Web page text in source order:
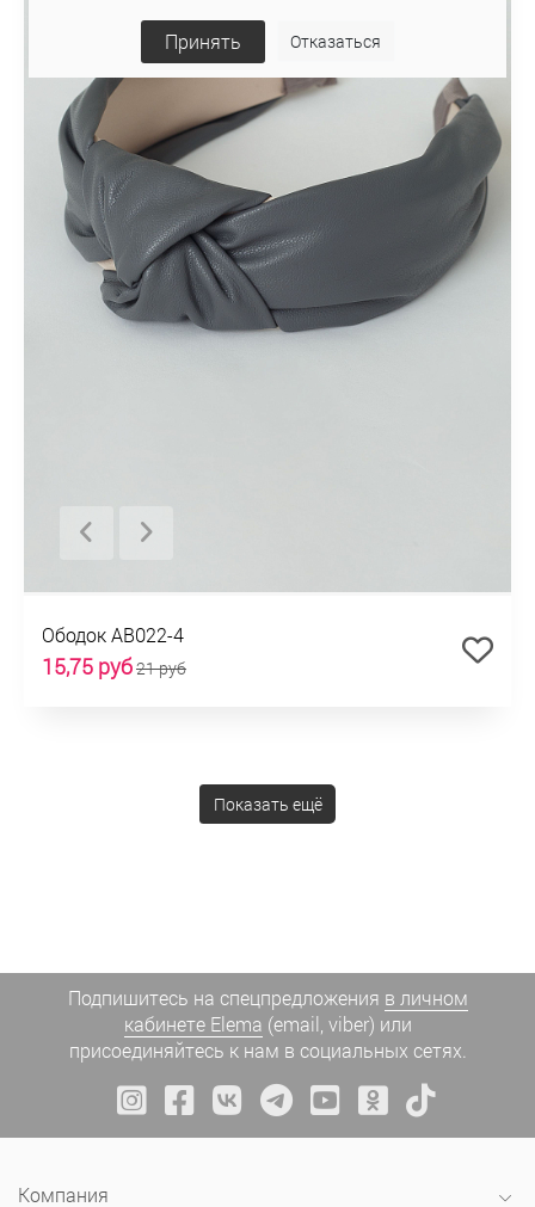
Ободок AB022-4
15,75 руб21 руб
Показать ещё
Подпишитесь на спецпредложения в личном
кабинете Elema (email, viber) или
присоединяйтесь к нам в социальных сетях.
Компания
Принять Отказаться